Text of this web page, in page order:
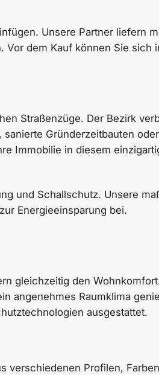
Unsere Partner liefern
dem Kauf können Sie sich
Straßenzüge. Der Bezirk
Gründerzeitbauten
Immobilie in diesem
und Schallschutz. Unsere
Energieeinsparung bei.
gleichzeitig den
angenehmes Raumklima
ausgestattet.
verschiedenen Profilen,